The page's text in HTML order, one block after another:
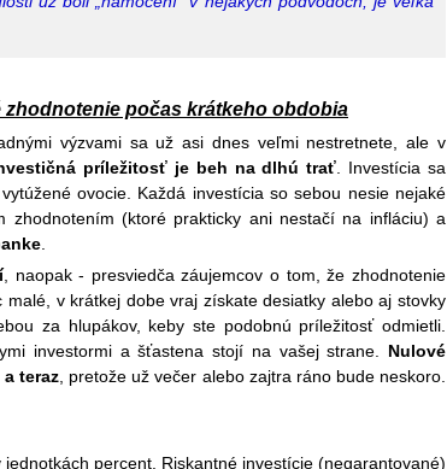
počas krátkeho obdobia
výzvami sa už asi dnes veľmi nestretnete, ale v
príležitosť je beh na dlhú trať . Investícia sa
ovocie. Každá investícia so sebou nesie nejaké
zhodnotením (ktoré prakticky ani nestačí na infláciu) a
, naopak - presviedča záujemcov o tom, že zhodnotenie
v krátkej dobe vraj získate desiatky alebo aj stovky
za hlupákov, keby ste podobnú príležitosť odmietli.
investormi a šťastena stojí na vašej strane. Nulové
teraz , pretože už večer alebo zajtra ráno bude neskoro.
percent. Riskantné investície (negarantované)